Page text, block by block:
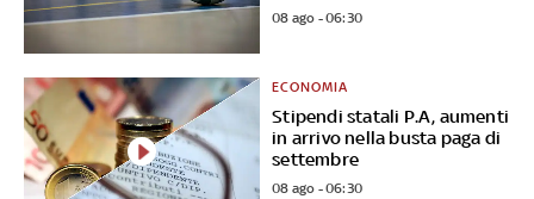
08 ago - 06:30
Stipendi statali P.A, aumenti
in arrivo nella busta paga di
settembre
ECONOMIA
08 ago - 06:30